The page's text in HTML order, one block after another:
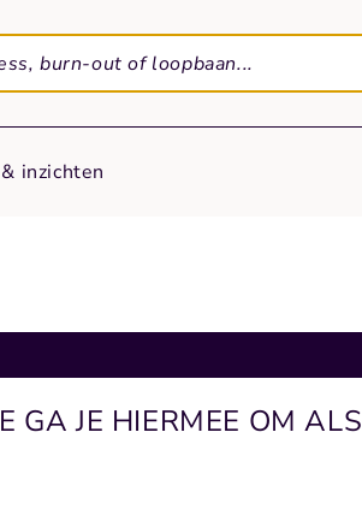
inzichten
GA JE HIERMEE OM ALS